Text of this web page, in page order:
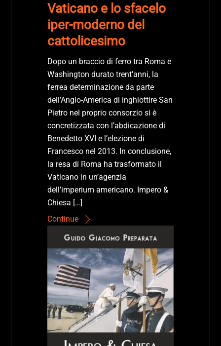
Vaticano e lo sfacelo
iper-moderno del
cattolicesimo
Dopo un braccio di ferro tra Roma e
Washington durato trent’anni, la
ferrea determinazione da parte
dell’Anglo-America di inghiottire San
Pietro nel proprio consorzio si è
concretizzata con l’abdicazione di
Benedetto XVI e l’elezione di
Francesco nel 2013. In conclusione,
la resa di Roma ha trasformato il
Vaticano in un’agenzia
dell’imperium americano. Impero &
Chiesa […]
Continue